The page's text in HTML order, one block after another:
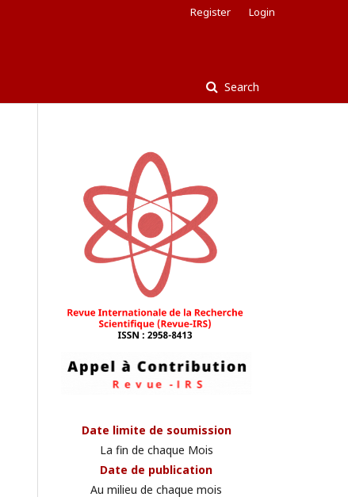
Search
Register Login
Date limite de soumission
La fin de chaque Mois
Date de publication
Au milieu de chaque mois